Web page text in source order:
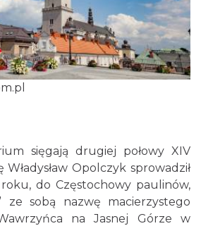
sięgają drugiej połowy XIV
Opolczyk sprowadził
do Częstochowy paulinów,
ze sobą nazwę macierzystego
na Jasnej Górze w